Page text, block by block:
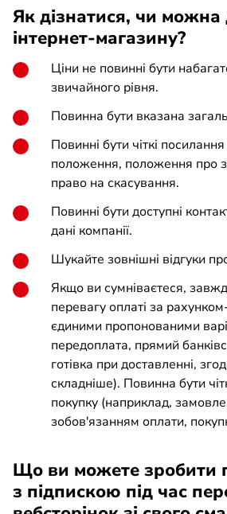
Як дізнатися, чи можна
інтернет-магазину?
Ціни не повинні бути
звичайного рівня.
Повинна бути вказана
Повинні бути чіткі
положення, положення про
право на скасування.
Повинні бути доступні
дані компанії.
Шукайте зовнішні відгуки
Якщо ви сумніваєтеся,
перевагу оплаті за
єдиними пропонованими
передоплата, прямий
готівка при доставленні,
складніше). Повинна бути
покупку (наприклад,
зобов'язанням оплати,
Що ви можете зробити
з підпискою під час